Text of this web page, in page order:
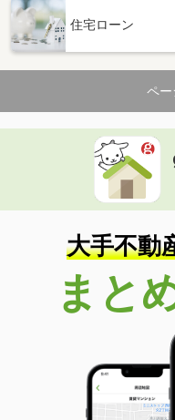
住宅ローン
ペー
大手不動
まと